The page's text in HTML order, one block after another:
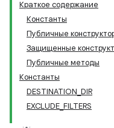
Краткое содержание
Константы
Публичные
Защищенные
Публичные методы
Константы
DESTINATION_DIR
EXCLUDE_FILTERS